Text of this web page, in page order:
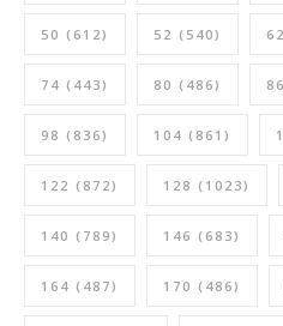
50 (612) 52 (540) 62
74 (443) 80 (486) 86
98 (836) 104 (861)
122 (872) 128 (1023)
140 (789) 146 (683)
164 (487) 170 (486)